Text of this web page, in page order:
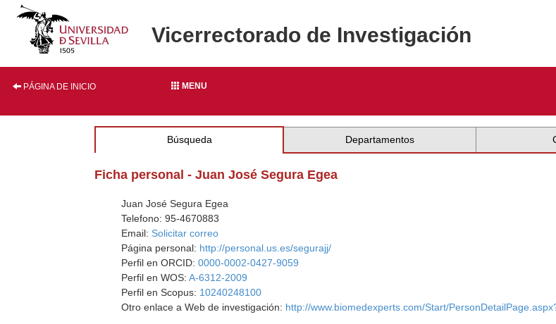
Vicerrectorado de Investigación
PÁGINA DE INICIO MENU
Búsqueda Departamentos
Ficha personal - Juan José Segura Egea
Juan José Segura Egea
Telefono: 95-4670883
Email: Solicitar correo
Página personal: http://personal.us.es/segurajj/
Perfil en ORCID:0000-0002-0427-9059
Perfil en WOS:A-6312-2009
Perfil en Scopus: 10240248100
Otro enlace a Web de investigación: http://www.biomedexperts.com/Start/